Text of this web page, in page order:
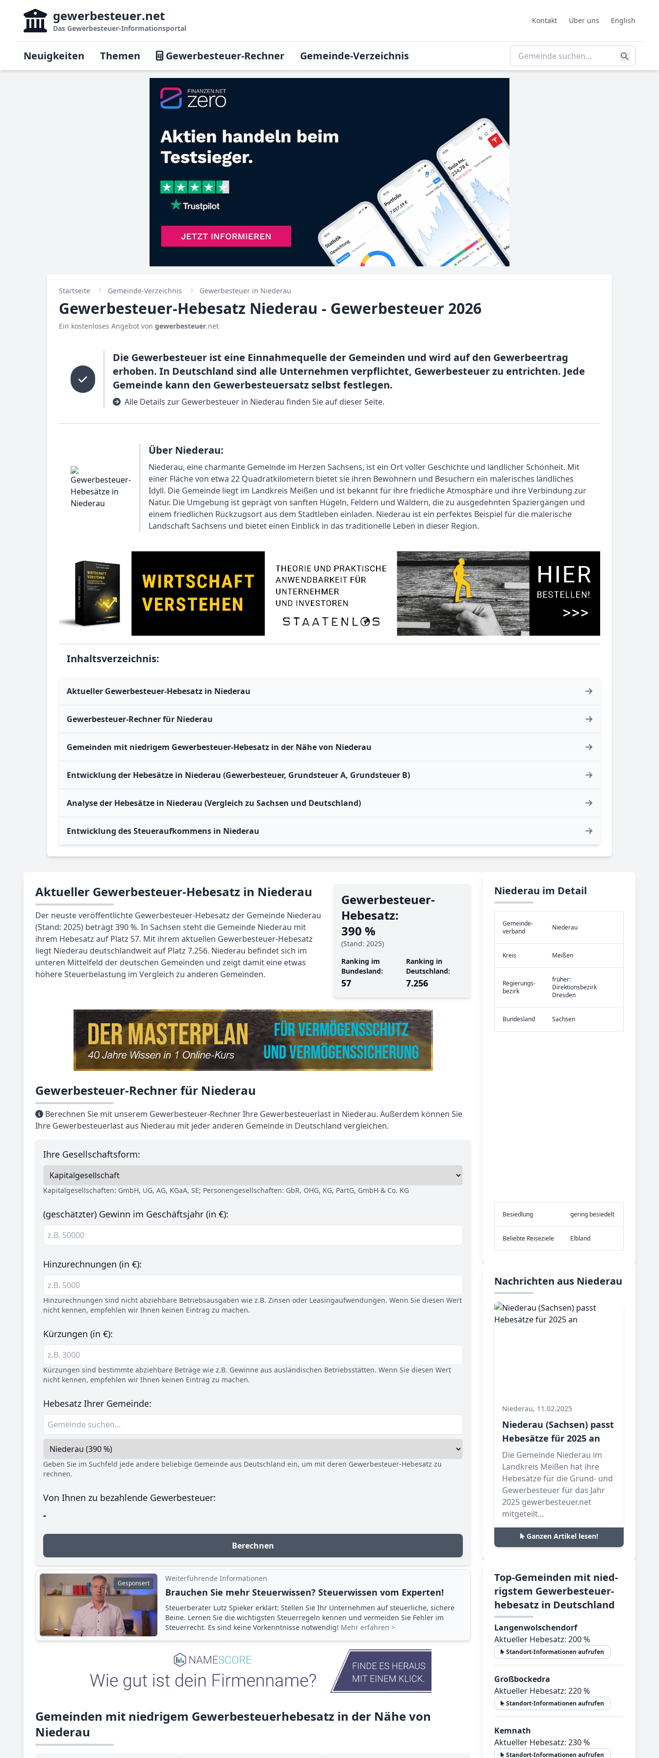
gewerbesteuer.net
Das Gewerbesteuer-Informationsportal
Kontakt Über uns English
Neuigkeiten Themen Gewerbesteuer-Rechner Gemeinde-Verzeichnis
Startseite Gemeinde-Verzeichnis Gewerbesteuer in Niederau
Gewerbesteuer-Hebesatz Niederau - Gewerbesteuer 2026
Ein kostenloses Angebot von gewerbesteuer.net
Die Gewerbesteuer ist eine Einnahmequelle der Gemeinden und wird auf den Gewerbeertrag
erhoben. In Deutschland sind alle Unternehmen verpflichtet, Gewerbesteuer zu entrichten. Jede
Gemeinde kann den Gewerbesteuersatz selbst festlegen.
Alle Details zur Gewerbesteuer in Niederau finden Sie auf dieser Seite.
Über Niederau:
Niederau, eine charmante Gemeinde im Herzen Sachsens, ist ein Ort voller Geschichte und ländlicher Schönheit. Mit
einer Fläche von etwa 22 Quadratkilometern bietet sie ihren Bewohnern und Besuchern ein malerisches ländliches
Idyll. Die Gemeinde liegt im Landkreis Meißen und ist bekannt für ihre friedliche Atmosphäre und ihre Verbindung zur
Natur. Die Umgebung ist geprägt von sanften Hügeln, Feldern und Wäldern, die zu ausgedehnten Spaziergängen und
einem friedlichen Rückzugsort aus dem Stadtleben einladen. Niederau ist ein perfektes Beispiel für die malerische
Landschaft Sachsens und bietet einen Einblick in das traditionelle Leben in dieser Region.
Inhaltsverzeichnis:
Aktueller Gewerbesteuer-Hebesatz in Niederau
Gewerbesteuer-Rechner für Niederau
Gemeinden mit niedrigem Gewerbesteuer-Hebesatz in der Nähe von Niederau
Entwicklung der Hebesätze in Niederau (Gewerbesteuer, Grundsteuer A, Grundsteuer B)
Analyse der Hebesätze in Niederau (Vergleich zu Sachsen und Deutschland)
Entwicklung des Steueraufkommens in Niederau
Aktueller Gewerbesteuer-Hebesatz in Niederau
Der neuste veröffentlichte Gewerbesteuer-Hebesatz der Gemeinde Niederau
(Stand: 2025) beträgt 390 %. In Sachsen steht die Gemeinde Niederau mit
ihrem Hebesatz auf Platz 57. Mit ihrem aktuellen Gewerbesteuer-Hebesatz
liegt Niederau deutschlandweit auf Platz 7.256. Niederau befindet sich im
unteren Mittelfeld der deutschen Gemeinden und zeigt damit eine etwas
höhere Steuerbelastung im Vergleich zu anderen Gemeinden.
Gewerbe­steuer-
Hebe­satz:
390 %
(Stand: 2025)
Ranking im
Bundesland:
57
Ranking in
Deutschland:
7.256
Gewerbesteuer-Rechner für Niederau
Berechnen Sie mit unserem Gewerbesteuer-Rechner Ihre Gewerbesteuerlast in Niederau. Außerdem können Sie
Ihre Gewerbesteuerlast aus Niederau mit jeder anderen Gemeinde in Deutschland vergleichen.
Ihre Gesellschaftsform:
Kapitalgesellschaften: GmbH, UG, AG, KGaA, SE; Personengesellschaften: GbR, OHG, KG, PartG, GmbH & Co. KG
(geschätzter) Gewinn im Geschäftsjahr (in €):
Hinzurechnungen (in €):
Hinzurechnungen sind nicht abziehbare Betriebsausgaben wie z.B. Zinsen oder Leasingaufwendungen. Wenn Sie diesen Wert
nicht kennen, empfehlen wir Ihnen keinen Eintrag zu machen.
Kürzungen (in €):
Kürzungen sind bestimmte abziehbare Beträge wie z.B. Gewinne aus ausländischen Betriebsstätten. Wenn Sie diesen Wert
nicht kennen, empfehlen wir Ihnen keinen Eintrag zu machen.
Hebesatz Ihrer Gemeinde:
Geben Sie im Suchfeld jede andere beliebige Gemeinde aus Deutschland ein, um mit deren Gewerbesteuer-Hebesatz zu
rechnen.
Von Ihnen zu bezahlende Gewerbesteuer:
-
Berechnen
Gesponsert
Weiterführende Informationen
Brauchen Sie mehr Steuerwissen? Steuerwissen vom Experten!
Steuerberater Lutz Spieker erklärt: Stellen Sie Ihr Unternehmen auf steuerliche, sichere
Beine. Lernen Sie die wichtigsten Steuerregeln kennen und vermeiden Sie Fehler im
Steuerrecht. Es sind keine Vorkenntnisse notwendig! Mehr erfahren >
Gemeinden mit niedrigem Gewerbesteuerhebesatz in der Nähe von
Niederau
Niederau im Detail
Gemeinde­
verband
Niederau
Kreis Meißen
Re­gier­ungs­
bezirk
früher:
Direktionsbezirk
Dresden
Bundes­land Sachsen
Be­sied­lung gering besiedelt
Be­lieb­te Rei­se­zie­le Elbland
Nachrichten aus Niederau
Niederau, 11.02.2025
Niederau (Sachsen) passt
Hebesätze für 2025 an
Die Gemeinde Niederau im
Landkreis Meißen hat ihre
Hebesätze für die Grund- und
Gewerbesteuer für das Jahr
2025 gewerbesteuer.net
mitgeteilt...
Ganzen Artikel lesen!
Top-­Ge­mein­den mit nied­
rig­stem Ge­wer­be­steu­er­
he­be­satz in Deutsch­land
Langenwolschendorf
Aktueller Hebesatz: 200 %
Standort-Informationen aufrufen
Großbockedra
Aktueller Hebesatz: 220 %
Standort-Informationen aufrufen
Kemnath
Aktueller Hebesatz: 230 %
Standort-Informationen aufrufen